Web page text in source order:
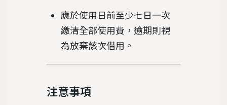
應於使用日前至少七日一次
繳清全部使用費，逾期則視
為放棄該次借用。
注意事項